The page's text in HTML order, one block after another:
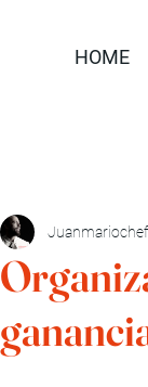
HOME
Juanmariochef